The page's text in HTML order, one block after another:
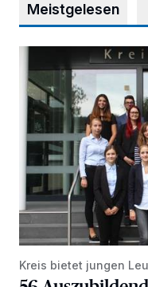
Meistgelesen
56 Auszubildende in
Kreis bietet jungen